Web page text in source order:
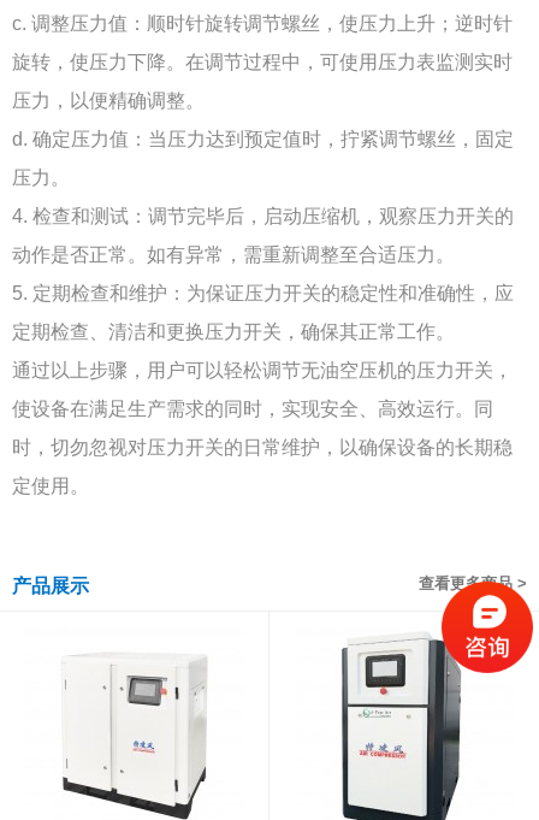
c. 调整压力值：顺时针旋转调节螺丝，使压力上升；逆时针
旋转，使压力下降。在调节过程中，可使用压力表监测实时
压力，以便精确调整。
d. 确定压力值：当压力达到预定值时，拧紧调节螺丝，固定
压力。
4. 检查和测试：调节完毕后，启动压缩机，观察压力开关的
动作是否正常。如有异常，需重新调整至合适压力。
5. 定期检查和维护：为保证压力开关的稳定性和准确性，应
定期检查、清洁和更换压力开关，确保其正常工作。
通过以上步骤，用户可以轻松调节无油空压机的压力开关，
使设备在满足生产需求的同时，实现安全、高效运行。同
时，切勿忽视对压力开关的日常维护，以确保设备的长期稳
定使用。
查看更多商品 >
产品展示